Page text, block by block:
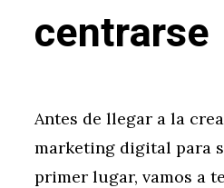
centrarse
Antes de llegar a la
marketing digital para
primer lugar, vamos a